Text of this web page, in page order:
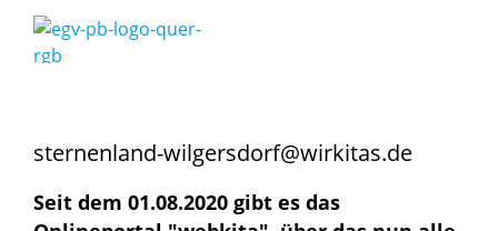
sternenland-wilgersdorf@wirkitas.de
Seit dem 01.08.2020 gibt es das